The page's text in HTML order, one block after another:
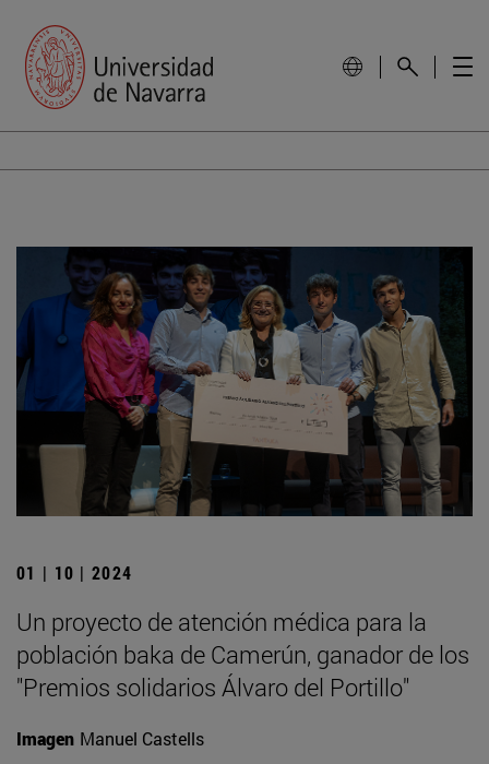
01 | 10 | 2024
Un proyecto de atención médica para la
población baka de Camerún, ganador de los
"Premios solidarios Álvaro del Portillo"
Imagen Manuel Castells